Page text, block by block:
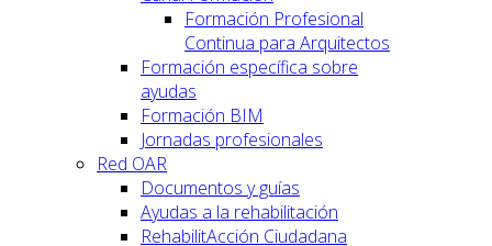
Formación Profesional
Continua para Arquitectos
Formación específica sobre
ayudas
Formación BIM
Jornadas profesionales
Red OAR
Documentos y guías
Ayudas a la rehabilitación
RehabilitAcción Ciudadana